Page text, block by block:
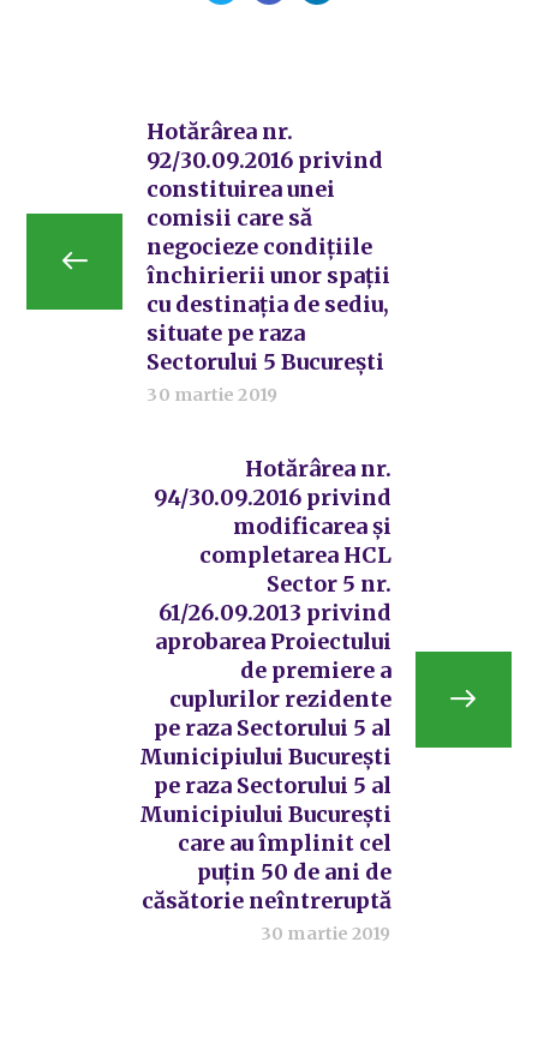
Hotărârea nr.
92/30.09.2016 privind
constituirea unei
comisii care să
negocieze condițiile
închirierii unor spații
cu destinația de sediu,
situate pe raza
Sectorului 5 București
30 martie 2019
Hotărârea nr.
94/30.09.2016 privind
modificarea și
completarea HCL
Sector 5 nr.
61/26.09.2013 privind
aprobarea Proiectului
de premiere a
cuplurilor rezidente
pe raza Sectorului 5 al
Municipiului București
pe raza Sectorului 5 al
Municipiului București
care au împlinit cel
puțin 50 de ani de
căsătorie neîntreruptă
30 martie 2019